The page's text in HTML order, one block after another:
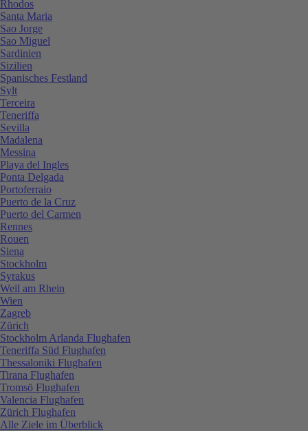
Rhodos
Santa Maria
Sao Jorge
Sao Miguel
Sardinien
Sizilien
Spanisches Festland
Sylt
Terceira
Teneriffa
Sevilla
Madalena
Messina
Playa del Ingles
Ponta Delgada
Portoferraio
Puerto de la Cruz
Puerto del Carmen
Rennes
Rouen
Siena
Stockholm
Syrakus
Weil am Rhein
Wien
Zagreb
Zürich
Stockholm Arlanda Flughafen
Teneriffa Süd Flughafen
Thessaloniki Flughafen
Tirana Flughafen
Tromsö Flughafen
Valencia Flughafen
Zürich Flughafen
Alle Ziele im Überblick